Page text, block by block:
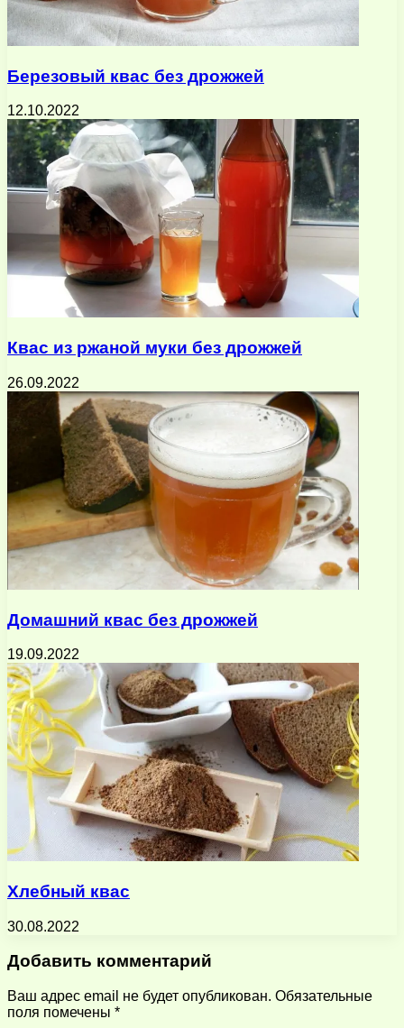
Березовый квас без дрожжей
12.10.2022
Квас из ржаной муки без дрожжей
26.09.2022
Домашний квас без дрожжей
19.09.2022
Хлебный квас
30.08.2022
Добавить комментарий
Ваш адрес email не будет опубликован. Обязательные
поля помечены *